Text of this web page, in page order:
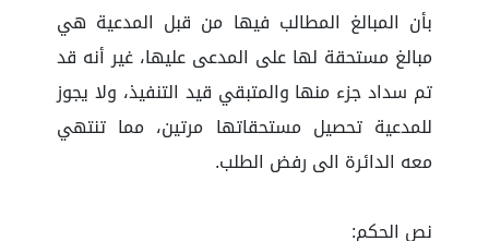
بأن المبالغ المطالب فيها من قبل المدعية هي
مبالغ مستحقة لها على المدعى عليها، غير أنه قد
تم سداد جزء منها والمتبقي قيد التنفيذ، ولا يجوز
للمدعية تحصيل مستحقاتها مرتين، مما تنتهي
معه الدائرة الى رفض الطلب.
نص الحكم: